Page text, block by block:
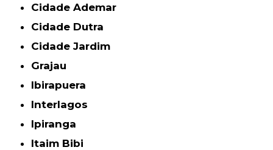
Cidade Ademar
Cidade Dutra
Cidade Jardim
Grajau
Ibirapuera
Interlagos
Ipiranga
Itaim Bibi